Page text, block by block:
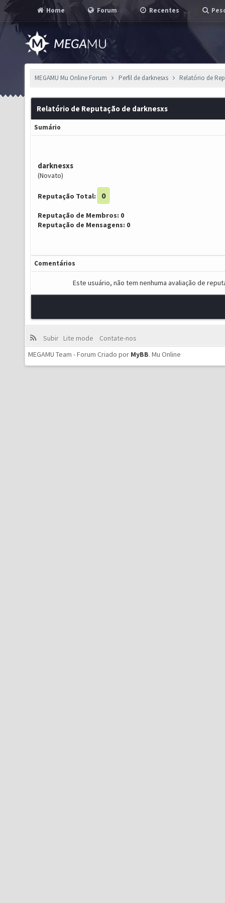
Home Forum Recentes
MEGAMU Mu Online Forum Perfil de darknesxs Relatório de
Relatório de Reputação de darknesxs
Sumário
darknesxs
(Novato)
Reputação Total: 0
Reputação de Membros: 0
Reputação de Mensagens: 0
Comentários
Este usuário, não tem nenhuma avaliação de
Subir Lite mode
Contate-nos
MEGAMU Team - Forum Criado por MyBB. Mu Online